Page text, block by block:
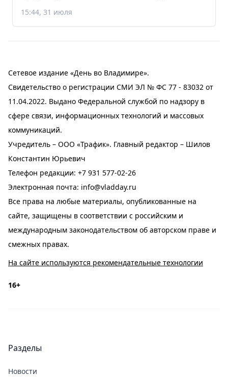
15:44, 31 июля
Сетевое издание «День во Владимире».
Свидетельство о регистрации СМИ ЭЛ № ФС 77 - 83032 от
11.04.2022. Выдано Федеральной службой по надзору в
сфере связи, информационных технологий и массовых
коммуникаций.
Учредитель – ООО «Трафик». Главный редактор – Шилов
Константин Юрьевич
Телефон редакции: +7 931 577-02-26
Электронная почта: info@vladday.ru
Все права на любые материалы, опубликованные на
сайте, защищены в соответствии с российским и
международным законодательством об авторском праве и
смежных правах.
На сайте используются рекомендательные технологии
16+
Разделы
Новости